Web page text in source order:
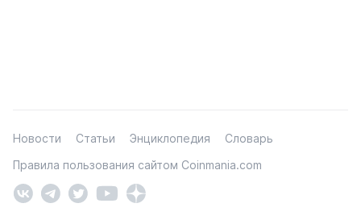
Новости Статьи Энциклопедия
Словарь
Правила пользования сайтом Coinmania.com